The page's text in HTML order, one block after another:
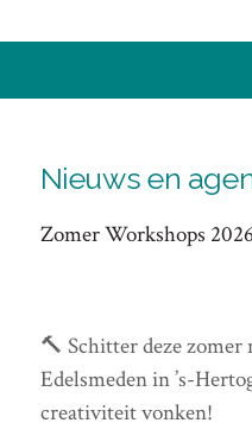
Nieuws en
Zomer Workshops
🔨 Schitter deze zomer
Edelsmeden in ’s-
creativiteit vonken!